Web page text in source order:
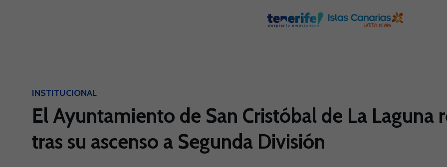
INSTITUCIONAL
El Ayuntamiento de San Cristóbal de La Laguna
tras su ascenso a Segunda División